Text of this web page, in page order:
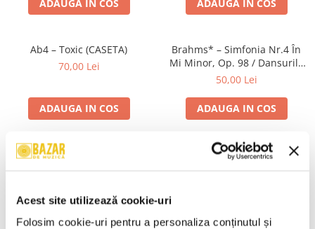
Acest site utilizează cookie-uri
Folosim cookie-uri pentru a personaliza conținutul și
ADAUGA IN COS ADAUGA IN COS
Ab4 – Toxic (CASETA)
70,00 Lei
ADAUGA IN COS
Brahms* – Simfonia Nr.4 În
Mi Minor, Op. 98 / Dansurile
Ungare Nr. 5 Și 6 (CASETA)
50,00 Lei
ADAUGA IN COS
Wolfgang Amadeus Mozart –
Cheb Mami – Du Sud Au Nord